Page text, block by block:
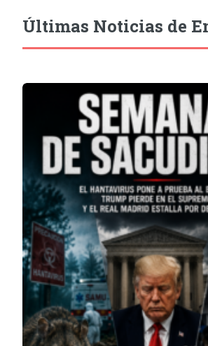
Últimas Noticias de